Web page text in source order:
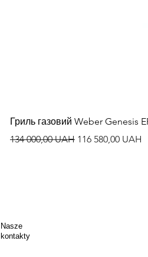
Гриль газовий Weber Genesis
Regularna cena
134 000,00 UAH Cena rabatowa
116 580,00 UAH
Nasze
kontakty